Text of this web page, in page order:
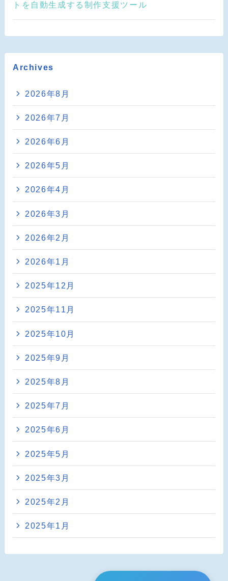
トを自動生成する制作支援ツール
Archives
2026年8月
2026年7月
2026年6月
2026年5月
2026年4月
2026年3月
2026年2月
2026年1月
2025年12月
2025年11月
2025年10月
2025年9月
2025年8月
2025年7月
2025年6月
2025年5月
2025年3月
2025年2月
2025年1月